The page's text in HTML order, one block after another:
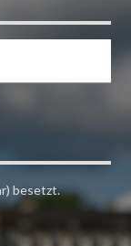
besetzt.